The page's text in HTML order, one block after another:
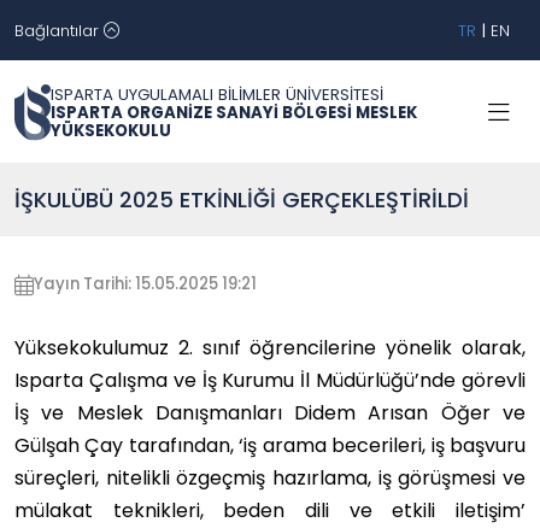
Bağlantılar TR | EN
ISPARTA UYGULAMALI BİLİMLER ÜNİVERSİTESİ
ISPARTA ORGANİZE SANAYİ BÖLGESİ MESLEK
YÜKSEKOKULU
İŞKULÜBÜ 2025 ETKİNLİĞİ GERÇEKLEŞTİRİLDİ
Yayın Tarihi: 15.05.2025 19:21
Yüksekokulumuz 2. sınıf öğrencilerine yönelik olarak,
Isparta Çalışma ve İş Kurumu İl Müdürlüğü’nde görevli
İş ve Meslek Danışmanları Didem Arısan Öğer ve
Gülşah Çay tarafından, ‘iş arama becerileri, iş başvuru
süreçleri, nitelikli özgeçmiş hazırlama, iş görüşmesi ve
mülakat teknikleri, beden dili ve etkili iletişim’